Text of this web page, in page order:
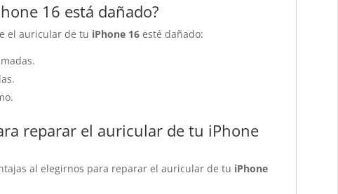
16 está dañado?
el auricular de tu iPhone 16 esté dañado:
reparar el auricular de tu iPhone
al elegirnos para reparar el auricular de tu iPhone